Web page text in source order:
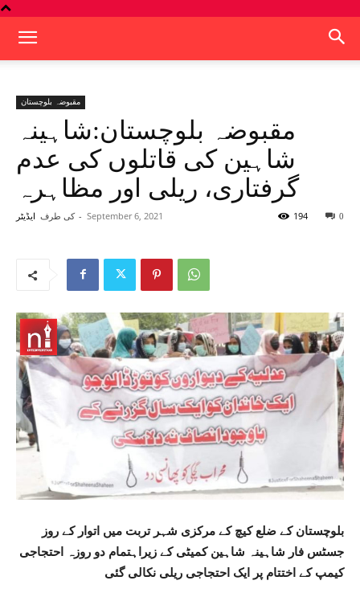
مقبوضہ بلوچستان
مقبوضہ بلوچستان:شاہینہ
شاہین کی قاتلوں کی عدم
گرفتاری، ریلی اور مظاہرہ
کی طرف ایڈیٹر - September 6, 2021 0
194
بلوچستان کے ضلع کیچ کے مرکزی شہر تربت میں اتوار کے روز
جسٹس فار شاہینہ شاہین کمیٹی کے زیراہتمام دو روزہ احتجاجی
کیمپ کے اختتام پر ایک احتجاجی ریلی نکالی گئی